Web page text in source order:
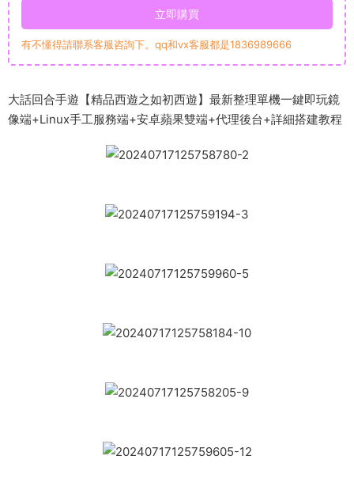
立即購買
有不懂得請聯系客服咨詢下。qq和vx客服都是1836989666
大話回合手遊【精品西遊之如初西遊】最新整理單機一鍵即玩鏡
像端+Linux手工服務端+安卓蘋果雙端+代理後台+詳細搭建教程